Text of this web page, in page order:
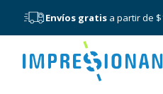
Envíos gratis a partir de
Menú